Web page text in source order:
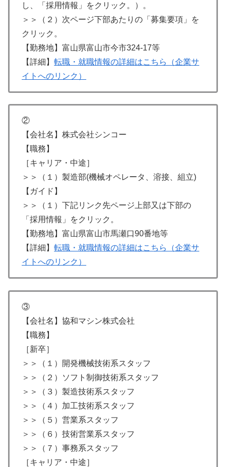
し、「採用情報」をクリック。）。
＞＞（２）次ページ下部あたりの「募集要項」を
クリック。
【勤務地】富山県富山市今市324-17等
【詳細】 転職・就職情報の詳細はこちら（企業サ
イトへのリンク）
②
【会社名】株式会社シンコー
【職務】
［キャリア・中途］
＞＞（１）製造部(機械オペレータ、溶接、組立)
【ガイド】
＞＞（１）下記リンク先ページ上部又は下部の
「採用情報」をクリック。
【勤務地】富山県富山市馬瀬口90番地等
【詳細】 転職・就職情報の詳細はこちら（企業サ
イトへのリンク）
③
【会社名】協和マシン株式会社
【職務】
［新卒］
＞＞（１）開発機械技術系スタッフ
＞＞（２）ソフト制御技術系スタッフ
＞＞（３）製造技術系スタッフ
＞＞（４）加工技術系スタッフ
＞＞（５）営業系スタッフ
＞＞（６）技術営業系スタッフ
＞＞（７）事務系スタッフ
［キャリア・中途］